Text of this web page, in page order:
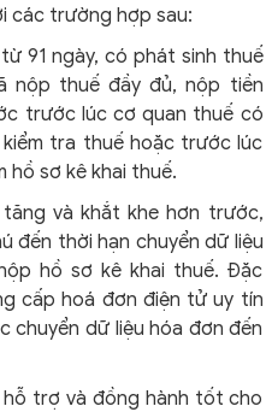
các trường hợp sau:
91 ngày, có phát sinh thuế
nộp thuế đầy đủ, nộp tiền
trước lúc cơ quan thuế có
tra thuế hoặc trước lúc
hồ sơ kê khai thuế.
và khắt khe hơn trước,
đến thời hạn chuyển dữ liệu
hồ sơ kê khai thuế. Đặc
cấp hoá đơn điện tử uy tín
dữ liệu hóa đơn đến
hỗ trợ và đồng hành tốt cho